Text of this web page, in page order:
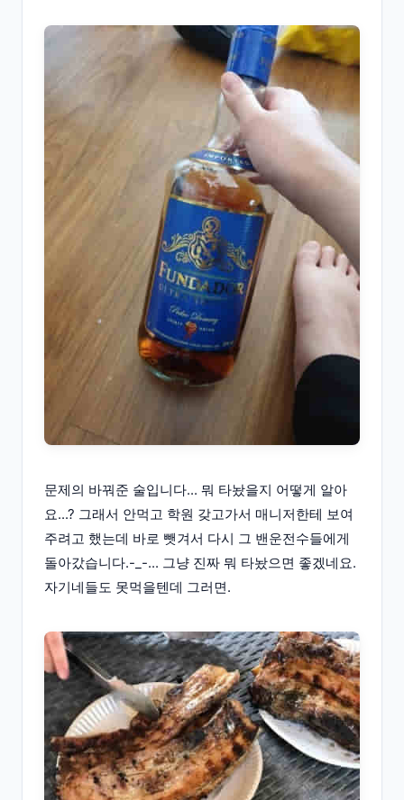
문제의 바꿔준 술입니다... 뭐 타놨을지 어떻게 알아
요...? 그래서 안먹고 학원 갖고가서 매니저한테 보여
주려고 했는데 바로 뺏겨서 다시 그 밴운전수들에게
돌아갔습니다.-_-... 그냥 진짜 뭐 타놨으면 좋겠네요.
자기네들도 못먹을텐데 그러면.